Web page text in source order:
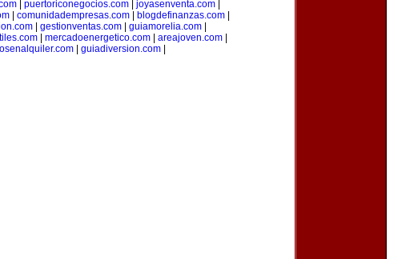
| puertoriconegocios.com| joyasenventa.com|
| comunidadempresas.com| blogdefinanzas.com|
| gestionventas.com| guiamorelia.com|
| mercadoenergetico.com| areajoven.com|
| guiadiversion.com|